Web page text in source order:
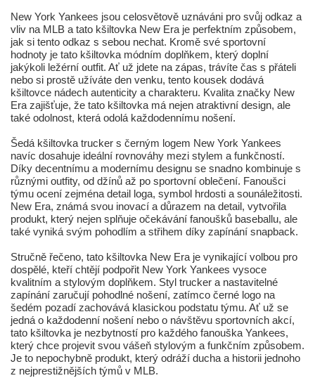
New York Yankees jsou celosvětově uznáváni pro svůj odkaz a
vliv na MLB a tato kšiltovka New Era je perfektním způsobem,
jak si tento odkaz s sebou nechat. Kromě své sportovní
hodnoty je tato kšiltovka módním doplňkem, který doplní
jakýkoli ležérní outfit. Ať už jdete na zápas, trávíte čas s přáteli
nebo si prostě užíváte den venku, tento kousek dodává
kšiltovce nádech autenticity a charakteru. Kvalita značky New
Era zajišťuje, že tato kšiltovka má nejen atraktivní design, ale
také odolnost, která odolá každodennímu nošení.
Šedá kšiltovka trucker s černým logem New York Yankees
navíc dosahuje ideální rovnováhy mezi stylem a funkčností.
Díky decentnímu a modernímu designu se snadno kombinuje s
různými outfity, od džínů až po sportovní oblečení. Fanoušci
týmu ocení zejména detail loga, symbol hrdosti a sounáležitosti.
New Era, známá svou inovací a důrazem na detail, vytvořila
produkt, který nejen splňuje očekávání fanoušků baseballu, ale
také vyniká svým pohodlím a střihem díky zapínání snapback.
Stručně řečeno, tato kšiltovka New Era je vynikající volbou pro
dospělé, kteří chtějí podpořit New York Yankees vysoce
kvalitním a stylovým doplňkem. Styl trucker a nastavitelné
zapínání zaručují pohodlné nošení, zatímco černé logo na
šedém pozadí zachovává klasickou podstatu týmu. Ať už se
jedná o každodenní nošení nebo o návštěvu sportovních akcí,
tato kšiltovka je nezbytností pro každého fanouška Yankees,
který chce projevit svou vášeň stylovým a funkčním způsobem.
Je to nepochybně produkt, který odráží ducha a historii jednoho
z nejprestižnějších týmů v MLB.